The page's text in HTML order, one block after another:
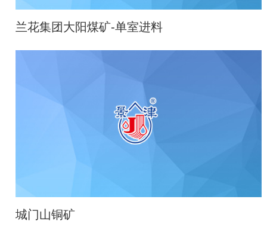
兰花集团大阳煤矿-单室进料
城门山铜矿